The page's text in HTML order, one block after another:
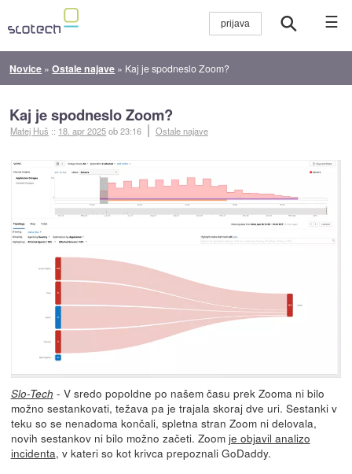
☰
Novice »Ostale najave » Kaj je spodneslo Zoom?
Kaj je spodneslo Zoom?
Matej Huš :: 18. apr 2025ob 23:16 Ostale najave
Slo-Tech - V sredo popoldne po našem času prek Zooma ni bilo
možno sestankovati, težava pa je trajala skoraj dve uri. Sestanki v
teku so se nenadoma končali, spletna stran Zoom ni delovala,
novih sestankov ni bilo možno začeti. Zoom je objavil analizo
incidenta, v kateri so kot krivca prepoznali GoDaddy.